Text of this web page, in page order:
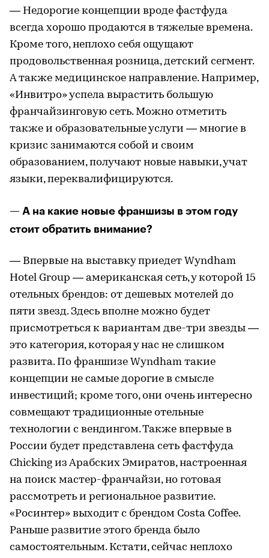
— Недорогие концепции вроде фастфуда
всегда хорошо продаются в тяжелые времена.
Кроме того, неплохо себя ощущают
продовольственная розница, детский сегмент.
А также медицинское направление. Например,
«Инвитро» успела вырастить большую
франчайзинговую сеть. Можно отметить
также и образовательные услуги — многие в
кризис занимаются собой и своим
образованием, получают новые навыки, учат
языки, переквалифицируются.
— А на какие новые франшизы в этом году
стоит обратить внимание?
— Впервые на выставку приедет Wyndham
Hotel Group — американская сеть, у которой 15
отельных брендов: от дешевых мотелей до
пяти звезд. Здесь вполне можно будет
присмотреться к вариантам две-три звезды —
это категория, которая у нас не слишком
развита. По франшизе Wyndham такие
концепции не самые дорогие в смысле
инвестиций; кроме того, они очень интересно
совмещают традиционные отельные
технологии с вендингом. Также впервые в
России будет представлена сеть фастфуда
Chicking из Арабских Эмиратов, настроенная
на поиск мастер-франчайзи, но готовая
рассмотреть и региональное развитие.
«Росинтер» выходит с брендом Costa Coffee.
Раньше развитие этого бренда было
самостоятельным. Кстати, сейчас неплохо